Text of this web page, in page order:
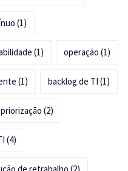
(1)
(1) operação (1)
(1) backlog de TI (1)
priorização (2)
(4)
de retrabalho (2)